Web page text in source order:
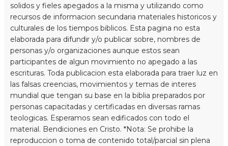
solidos y fieles apegados a la misma y utilizando como
recursos de informacion secundaria materiales historicos y
culturales de los tiempos biblicos. Esta pagina no esta
elaborada para difundir y/o publicar sobre, nombres de
personas y/o organizaciones aunque estos sean
participantes de algun movimiento no apegado a las
escrituras. Toda publicacion esta elaborada para traer luz en
las falsas creencias, movimientos y temas de interes
mundial que tengan su base en la biblia preparados por
personas capacitadas y certificadas en diversas ramas
teologicas. Esperamos sean edificados con todo el
material. Bendiciones en Cristo. *Nota: Se prohibe la
reproduccion o toma de contenido total/parcial sin plena